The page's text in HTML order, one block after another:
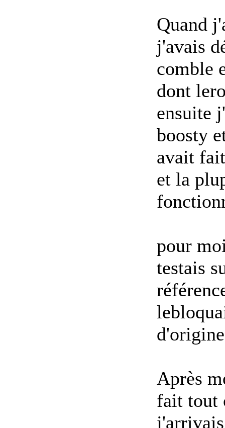
Quand
j'avais
comble
dont le
ensuite
boosty
avait
et la
pour
testais
le
Après
fait tout